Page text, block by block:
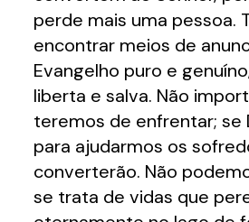
perde mais uma pessoa.
encontrar meios de
Evangelho puro e
liberta e salva. Não
teremos de enfrentar; se
para ajudarmos os
converterão. Não
se trata de vidas que